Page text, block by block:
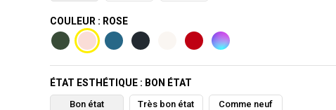
COULEUR : ROSE
ÉTAT ESTHÉTIQUE : BON ÉTAT
Bon état
Très bon état
Comme neuf